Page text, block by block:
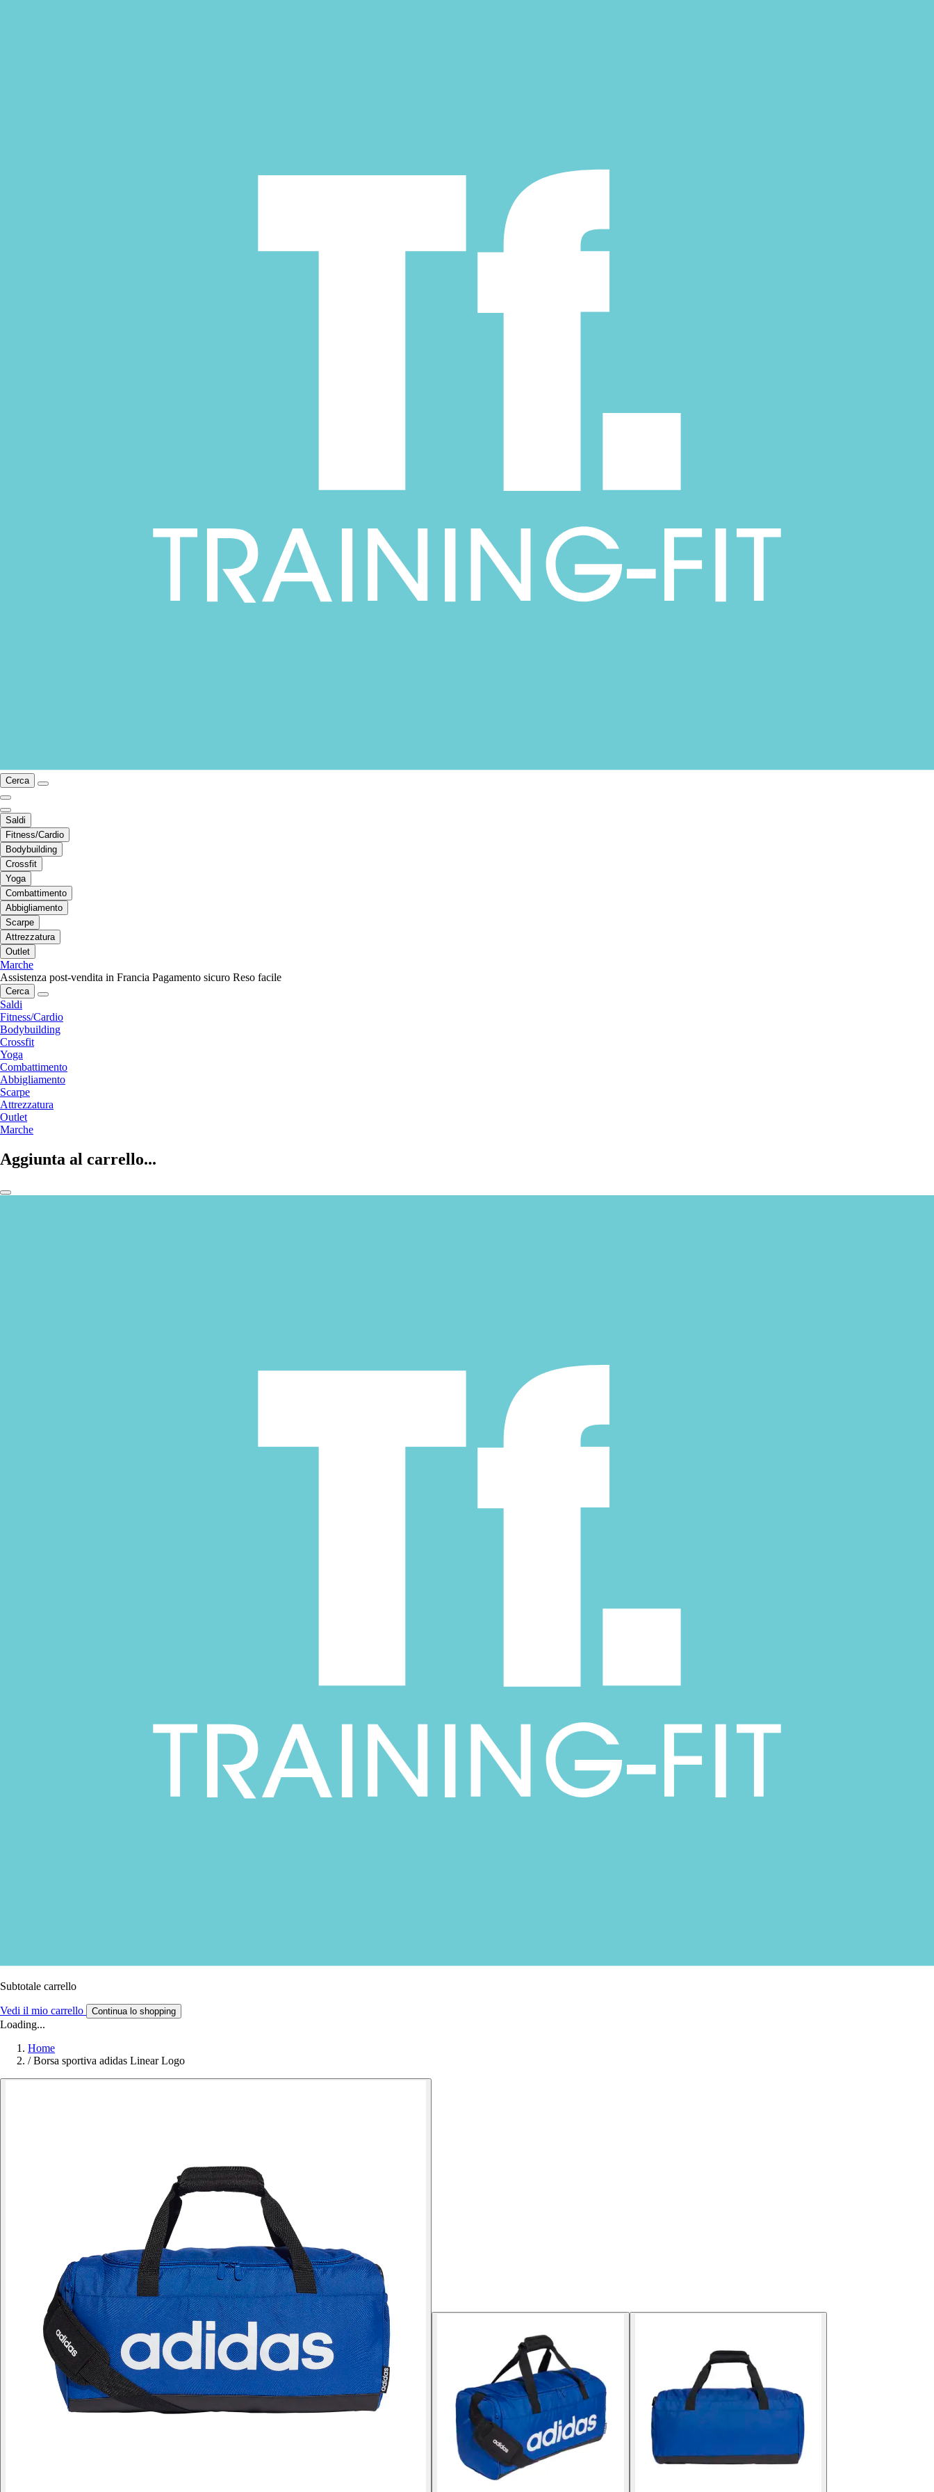
Cerca
Saldi
Fitness/Cardio
Bodybuilding
Crossfit
Yoga
Combattimento
Abbigliamento
Scarpe
Attrezzatura
Outlet
Marche
Assistenza post-vendita in Francia Pagamento sicuro Reso facile
Cerca
Saldi
Fitness/Cardio
Bodybuilding
Crossfit
Yoga
Combattimento
Abbigliamento
Scarpe
Attrezzatura
Outlet
Marche
Aggiunta al carrello...
Subtotale carrello
Vedi il mio carrello Continua lo shopping
Loading...
Home
/ Borsa sportiva adidas Linear Logo